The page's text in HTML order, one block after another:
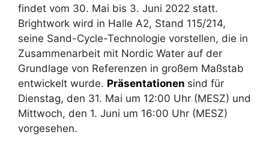
findet vom 30. Mai bis 3. Juni 2022 statt.
Brightwork wird in Halle A2, Stand 115/214,
seine Sand-Cycle-Technologie vorstellen, die in
Zusammenarbeit mit Nordic Water auf der
Grundlage von Referenzen in großem Maßstab
entwickelt wurde. Präsentationen sind für
Dienstag, den 31. Mai um 12:00 Uhr (MESZ) und
Mittwoch, den 1. Juni um 16:00 Uhr (MESZ)
vorgesehen.